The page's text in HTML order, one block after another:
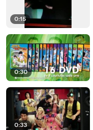
0:15
0:30
0:33